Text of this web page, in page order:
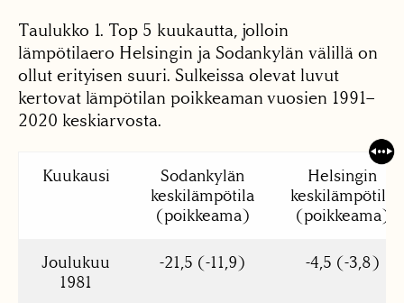
Taulukko 1. Top 5 kuukautta, jolloin
lämpötilaero Helsingin ja Sodankylän välillä on
ollut erityisen suuri. Sulkeissa olevat luvut
kertovat lämpötilan poikkeaman vuosien 1991–
2020 keskiarvosta.
Kuukausi
Sodankylän
keskilämpötila
(poikkeama)
Helsingin
keskilämpötila
(poikkeama)
Joulukuu
1981
-21,5 (-11,9) -4,5 (-3,8)